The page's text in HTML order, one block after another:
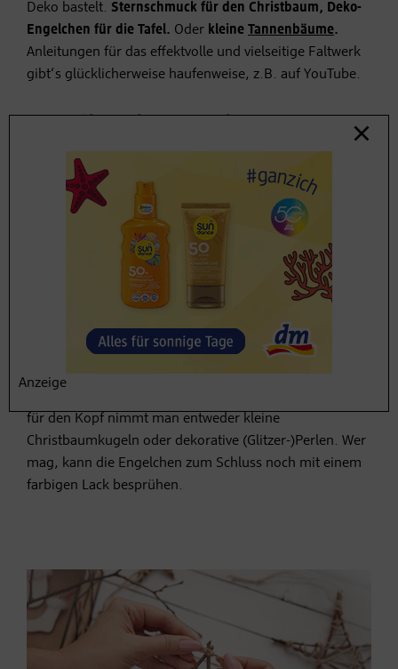
Deko bastelt. Sternschmuck für den Christbaum, Deko-
Engelchen für die Tafel. Oder kleine Tannenbäume.
Anleitungen für das effektvolle und vielseitige Faltwerk
gibt‘s glücklicherweise haufenweise, z.B. auf YouTube.
Eierkartons
Auch aus nicht mehr benötigten Eierkartons kann
Schönes entstehen – in der Weihnachtszeit
beispielsweise kleine Engelchen, die man
auf der
drapieren kann, in einem Regal oder auf der
Dazu die spitz zulaufenden Zylinder, die die Eier vor
Bruch schützen sollen, herauslösen und umdrehen,
sodass die breite Seite nach unten schaut. Flügel lassen
für den Kopf nimmt man entweder kleine
Christbaumkugeln oder dekorative (Glitzer-)Perlen. Wer
mag, kann die Engelchen zum Schluss noch mit einem
farbigen Lack besprühen.
Anzeige